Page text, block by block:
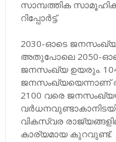
സാമ്പത്തിക സാമൂഹിക
റിപ്പോര്‍ട്ട്.
2030-ഓടെ ജനസംഖ്യ
അതുപോലെ 2050-
ജനസംഖ്യ ഉയരും.
ജനസംഖ്യയെന്നാണ്
2100 വരെ
വികസ്വര
കാര്യമായ കുറവുണ്ട്.